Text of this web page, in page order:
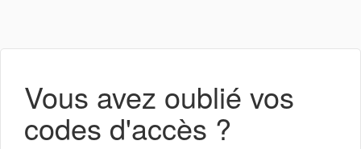
Vous avez oublié vos
codes d'accès ?